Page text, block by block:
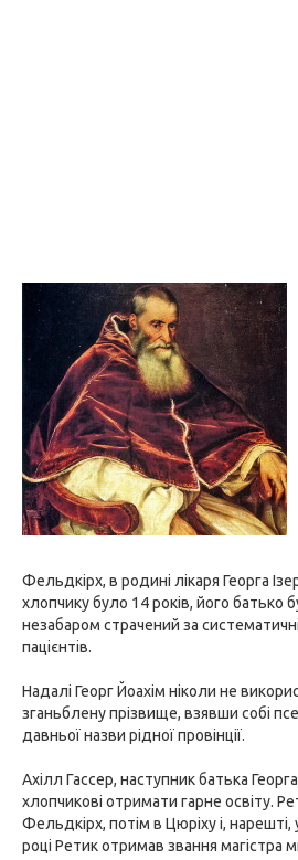
Фельдкірх, в родині лікаря Георга
хлопчику було 14 років, його батько
незабаром страчений за
пацієнтів.
Надалі Георг Йоахім ніколи не
зганьблену прізвище, взявши собі
давньої назви рідної провінції.
Ахілл Гассер, наступник батька
хлопчикові отримати гарне освіту.
Фельдкірх, потім в Цюріху і, нарешті,
році Ретик отримав звання магістра